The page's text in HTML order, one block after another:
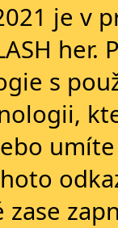
je v
s